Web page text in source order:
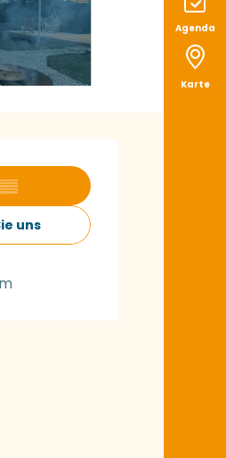
Agenda
Karte
&
▒▒
uns